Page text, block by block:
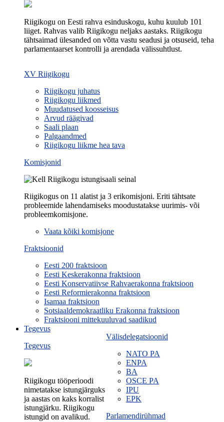
Riigikogu on Eesti rahva esinduskogu, kuhu kuulub 101
liiget. Rahvas valib Riigikogu neljaks aastaks. Riigikogu
tähtsaimad ülesanded on võtta vastu seadusi ja otsuseid, teha
parlamentaarset kontrolli ja arendada välissuhtlust.
XV Riigikogu
Riigikogu juhatus
Riigikogu liikmed
Muudatused koosseisus
Arvud räägivad
Saali plaan
Palgaandmed
Riigikogu liikme hea tava
Komisjonid
Riigikogus on 11 alatist ja 3 erikomisjoni. Eriti tähtsate
probleemide lahendamiseks moodustatakse uurimis- või
probleemkomisjone.
Vaata kõiki komisjone
Fraktsioonid
Eesti 200 fraktsioon
Eesti Keskerakonna fraktsioon
Eesti Konservatiivse Rahvaerakonna fraktsioon
Eesti Reformierakonna fraktsioon
Isamaa fraktsioon
Sotsiaaldemokraatliku Erakonna fraktsioon
Fraktsiooni mittekuuluvad saadikud
Välisdelegatsioonid
NATO PA
ENPA
BA
OSCE PA
IPU
EPK
Parlamendirühmad
Tegevus
Tegevus
Riigikogu tööperioodi
nimetatakse istungjärguks
ja aastas on kaks korralist
istungjärku. Riigikogu
istungid on avalikud.